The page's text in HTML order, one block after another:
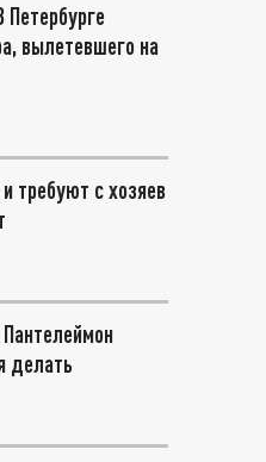
вылетевшего на
требуют с хозяев
делать